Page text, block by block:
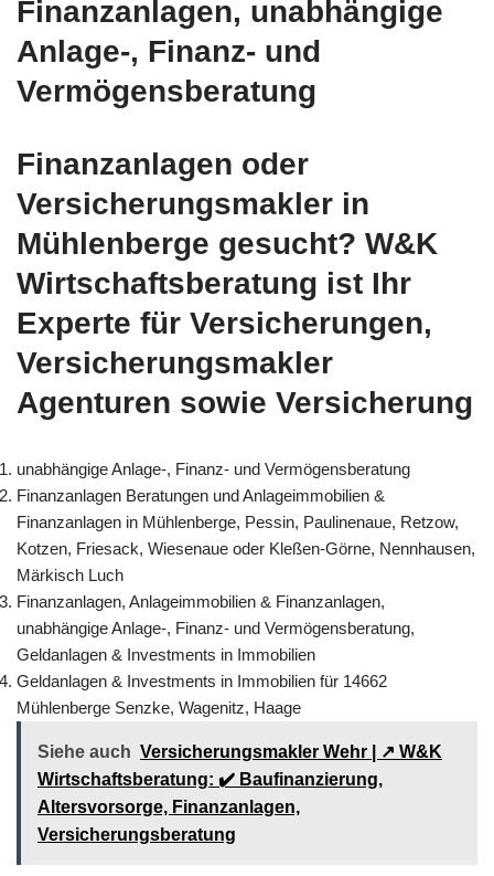
Finanzanlagen, unabhängige
Anlage-, Finanz- und
Vermögensberatung
Finanzanlagen oder
Versicherungsmakler in
Mühlenberge gesucht? W&K
Wirtschaftsberatung ist Ihr
Experte für Versicherungen,
Versicherungsmakler
Agenturen sowie Versicherung
unabhängige Anlage-, Finanz- und Vermögensberatung
Finanzanlagen Beratungen und Anlageimmobilien &
Finanzanlagen in Mühlenberge, Pessin, Paulinenaue, Retzow,
Kotzen, Friesack, Wiesenaue oder Kleßen-Görne, Nennhausen,
Märkisch Luch
Finanzanlagen, Anlageimmobilien & Finanzanlagen,
unabhängige Anlage-, Finanz- und Vermögensberatung,
Geldanlagen & Investments in Immobilien
Geldanlagen & Investments in Immobilien für 14662
Mühlenberge Senzke, Wagenitz, Haage
Siehe auch Versicherungsmakler Wehr | ↗️ W&K
Wirtschaftsberatung: ✔️ Baufinanzierung,
Altersvorsorge, Finanzanlagen,
Versicherungsberatung